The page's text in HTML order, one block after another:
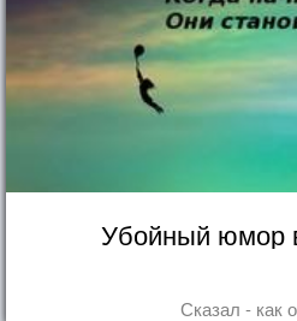
Убойный юмор
Сказал - как